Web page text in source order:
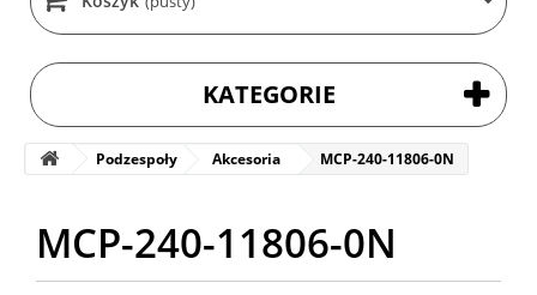
KATEGORIE
Podzespoły Akcesoria MCP-240-11806-0N
MCP-240-11806-0N